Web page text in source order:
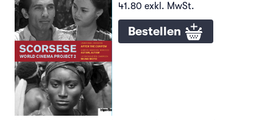
41.80 exkl. MwSt.
Bestellen